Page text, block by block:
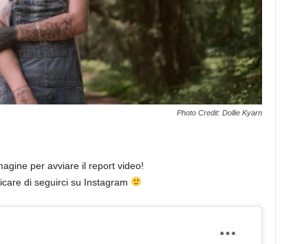
Photo Credit: Dollie Kyarn
per avviare il report video!
di seguirci su Instagram